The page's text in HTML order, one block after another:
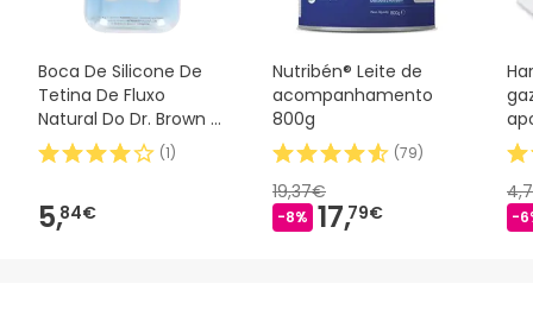
Boca De Silicone De
Tetina De Fluxo
Natural Do Dr. Brown E
Padrão 2uds
(1)
5,84€
Nutribén® Leite de
acompanhamento
800g
(79)
19,37€
-8% 17,79€ -